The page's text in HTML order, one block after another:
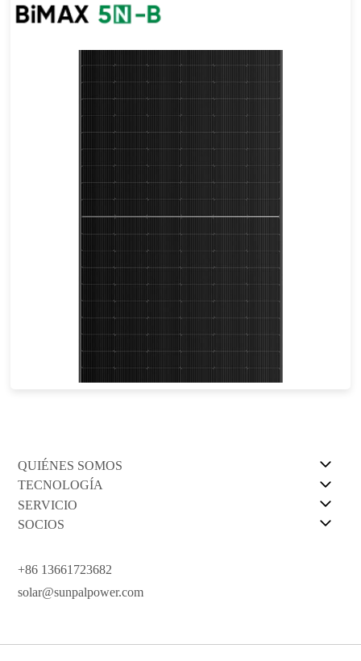
555-585W
Garantía de potencia de 30 años
QUIÉNES SOMOS
TECNOLOGÍA
SERVICIO
SOCIOS
+86 13661723682
solar@sunpalpower.com